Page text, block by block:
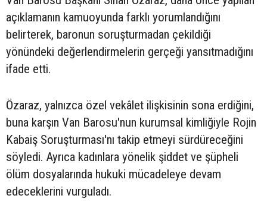
açıklamanın kamuoyunda farklı yorumlandığını
belirterek, baronun soruşturmadan çekildiği
yönündeki değerlendirmelerin gerçeği yansıtmadığını
ifade etti.
Özaraz, yalnızca özel vekâlet ilişkisinin sona erdiğini,
buna karşın Van Barosu'nun kurumsal kimliğiyle Rojin
Kabaiş Soruşturması'nı takip etmeyi sürdüreceğini
söyledi. Ayrıca kadınlara yönelik şiddet ve şüpheli
ölüm dosyalarında hukuki mücadeleye devam
edeceklerini vurguladı.